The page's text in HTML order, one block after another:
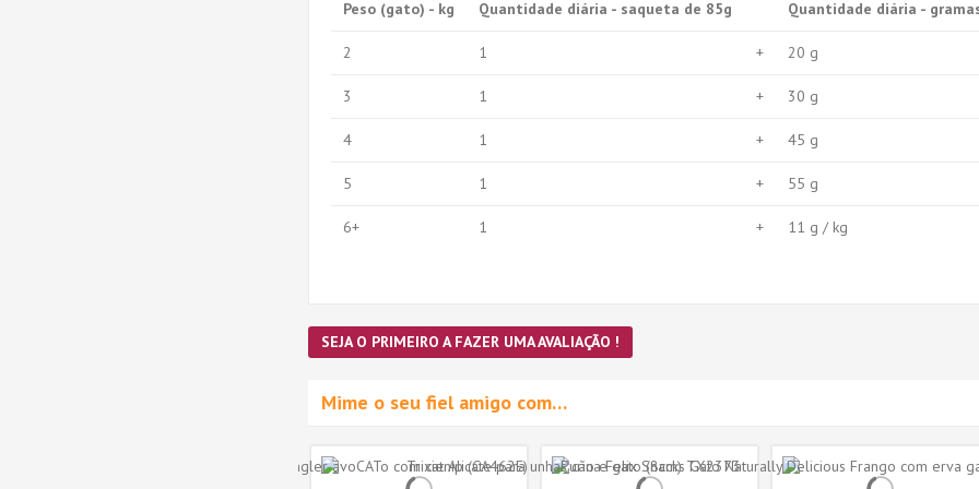
Peso (gato) - kg Quantidade diária - saqueta de 85g Quantidade diária -
2 1 + 20 g
3 1 + 30 g
4 1 + 45 g
5 1 + 55 g
6+ 1 + 11 g / kg
SEJA O PRIMEIRO A FAZER UMA AVALIAÇÃO !
Mime o seu fiel amigo com…